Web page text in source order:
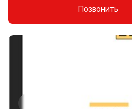
Позвонить